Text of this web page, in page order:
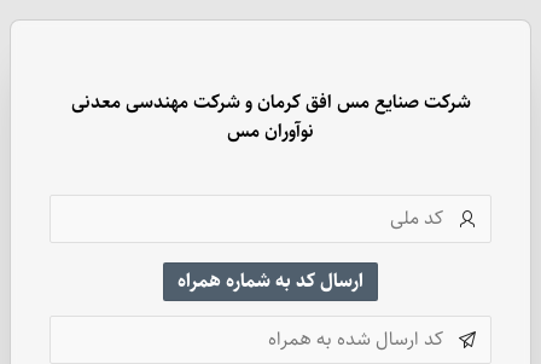
شرکت صنایع مس افق کرمان و شرکت مهندسی معدنی
نوآوران مس
ملی
ارسال کد به شماره همراه
رمز
عبور